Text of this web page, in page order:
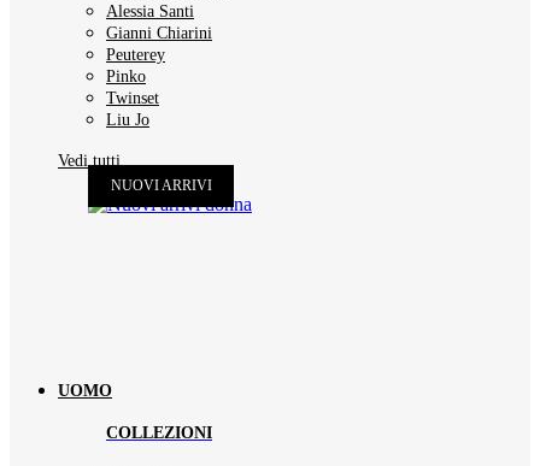
Alessia Santi
Gianni Chiarini
Peuterey
Pinko
Twinset
Liu Jo
Vedi tutti
NUOVI ARRIVI
UOMO
COLLEZIONI